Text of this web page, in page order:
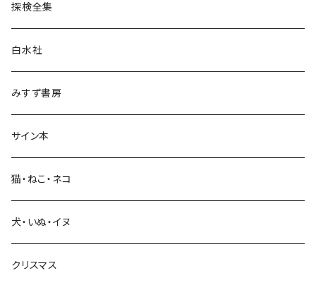
言語・ことば
生活・暮らし
芸術・絵画・写真
探検全集
白水社
みすず書房
サイン本
猫・ねこ・ネコ
犬・いぬ・イヌ
クリスマス